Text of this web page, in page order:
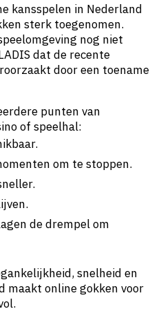
kansspelen in Nederland
sterk toegenomen.
nog niet
dat de recente
door een toename
punten van
of speelhal:
om te stoppen.
de drempel om
snelheid en
maakt online gokken voor